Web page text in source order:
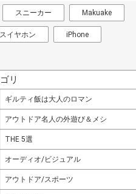
スニーカー Makuake
イヤホン iPhone
リ
ギルティ飯は大人のロマン
アウトドア名人の外遊び＆メシ
THE 5選
オーディオ/ビジュアル
アウトドア/スポーツ